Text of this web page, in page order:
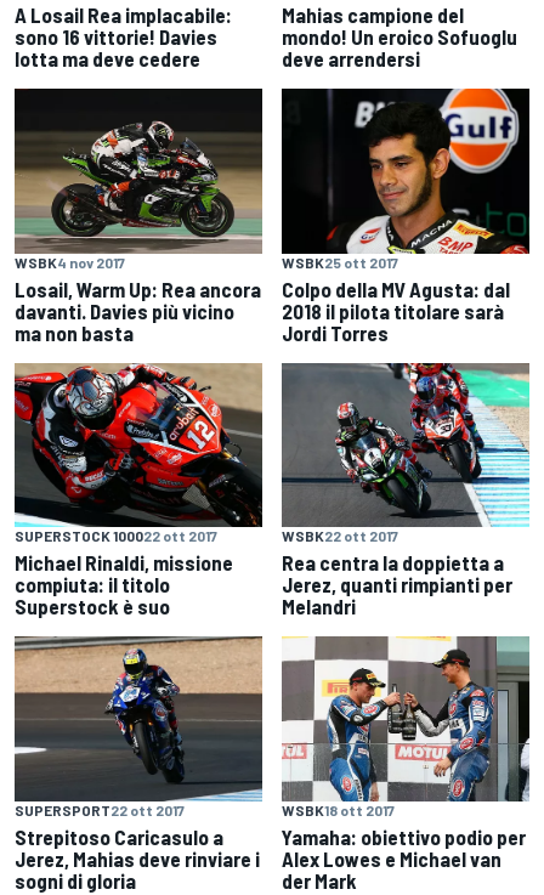
A Losail Rea implacabile:
sono 16 vittorie! Davies
lotta ma deve cedere
Mahias campione del
mondo! Un eroico Sofuoglu
deve arrendersi
WSBK4 nov 2017
Losail, Warm Up: Rea ancora
davanti. Davies più vicino
ma non basta
WSBK25 ott 2017
Colpo della MV Agusta: dal
2018 il pilota titolare sarà
Jordi Torres
SUPERSTOCK 100022 ott 2017
Michael Rinaldi, missione
compiuta: il titolo
Superstock è suo
WSBK22 ott 2017
Rea centra la doppietta a
Jerez, quanti rimpianti per
Melandri
SUPERSPORT22 ott 2017
Strepitoso Caricasulo a
Jerez, Mahias deve rinviare i
sogni di gloria
WSBK18 ott 2017
Yamaha: obiettivo podio per
Alex Lowes e Michael van
der Mark